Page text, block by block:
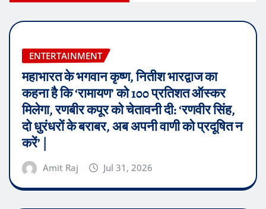
ENTERTAINMENT
महाभारत के भगवान कृष्ण, नितीश भारद्वाज का
कहना है कि ‘रामायण’ को 100 प्रतिशत ऑस्कर
मिलेगा, रणबीर कपूर को चेतावनी दी: ‘रणवीर सिंह,
दो धुरंधरों के बराबर, अब अपनी वाणी को प्रदूषित न
करें’ |
Amit Raj Jul 31, 2026